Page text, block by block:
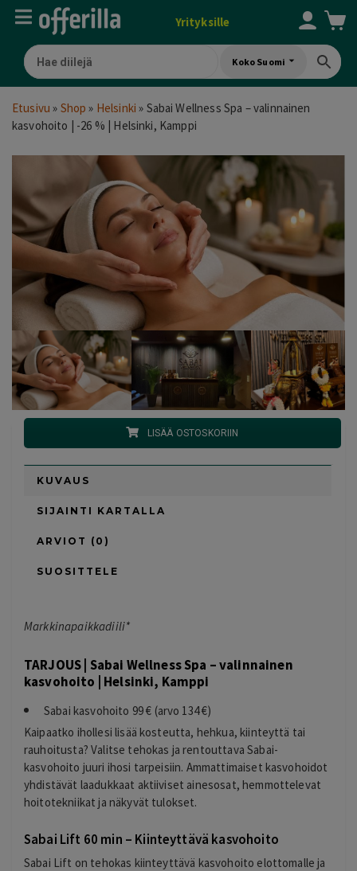
Yrityksille
Koko Suomi
Etusivu » Shop » Helsinki » Sabai Wellness Spa – valinnainen
kasvohoito | -26 % | Helsinki, Kamppi
LISÄÄ OSTOSKORIIN
KUVAUS
SIJAINTI KARTALLA
ARVIOT (0)
SUOSITTELE
Markkinapaikkadiili*
TARJOUS | Sabai Wellness Spa – valinnainen
kasvohoito | Helsinki, Kamppi
Sabai kasvohoito 99 € (arvo 134 €)
Kaipaatko ihollesi lisää kosteutta, hehkua, kiinteyttä tai
rauhoitusta? Valitse tehokas ja rentouttava Sabai-
kasvohoito juuri ihosi tarpeisiin. Ammattimaiset kasvohoidot
yhdistävät laadukkaat aktiiviset ainesosat, hemmottelevat
hoitotekniikat ja näkyvät tulokset.
Sabai Lift 60 min – Kiinteyttävä kasvohoito
Sabai Lift on tehokas kiinteyttävä kasvohoito elottomalle ja